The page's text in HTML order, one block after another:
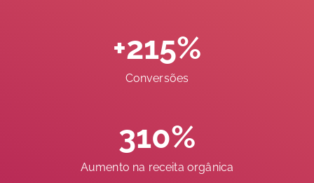
+215%
Conversões
310%
Aumento na receita orgânica